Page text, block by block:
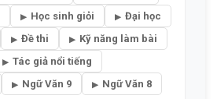
Học sinh giỏi
Đại học
Đề thi
Kỹ năng làm bài
Tác giả nổi tiếng
Ngữ Văn 9
Ngữ Văn 8